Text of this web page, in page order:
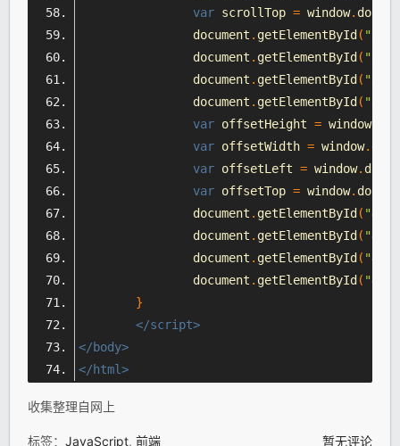
var scrollTop = window.
		document
. getElementById ( "sh"
		document
. getElementById ( "sw"
		document
. getElementById ( "sl"
		document
. getElementById ( "st"
var offsetHeight = window.
var offsetWidth = window.
var offsetLeft = window.
var offsetTop = window.
		document
. getElementById ( "oh"
		document
. getElementById ( "ow"
		document
. getElementById ( "ol"
		document
. getElementById ( "ot"
}
</script>
</body>
</html>
收集整理自网上
标签： JavaScript, 前端 暂无评论